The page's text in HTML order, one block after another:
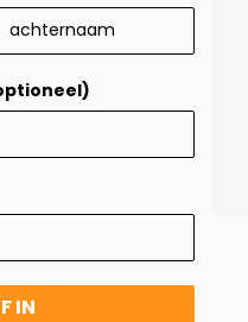
Voetbed Cognac
Normale
€4,95
SNEL SHOPPEN
TE MATCHEN..
IN